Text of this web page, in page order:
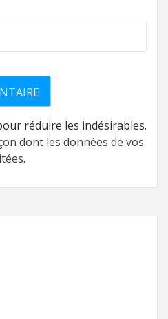
réduire les indésirables.
dont les données de vos
.